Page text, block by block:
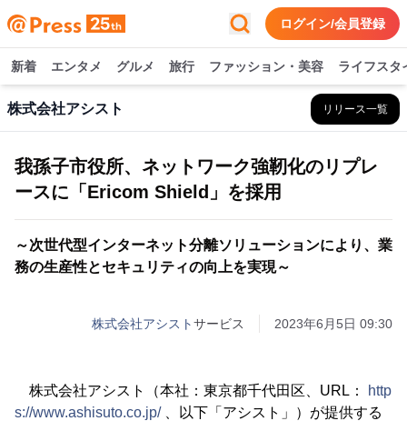
ログイン/会員登録
新着 エンタメ グルメ 旅行 ファッション・美容 ライフスタ
株式会社アシスト リリース一覧
我孫子市役所、ネットワーク強靭化のリプレ
ースに「Ericom Shield」を採用
～次世代型インターネット分離ソリューションにより、業
務の生産性とセキュリティの向上を実現～
株式会社アシストサービス 2023年6月5日 09:30
株式会社アシスト（本社：東京都千代田区、URL：
http
s://www.ashisuto.co.jp/、以下「アシスト」）が提供する